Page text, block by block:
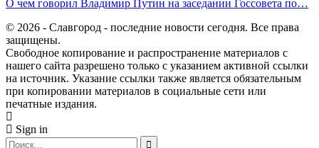
О чем говорил Владимир Путин на заседании Госсовета по…
© 2026 - Славгород - последние новости сегодня. Все права
защищены.
Свободное копирование и распространение материалов с
нашего сайта разрешено только с указанием активной ссылки
на источник. Указание ссылки также является обязательным
при копировании материалов в социальные сети или
печатные издания.
Sign in